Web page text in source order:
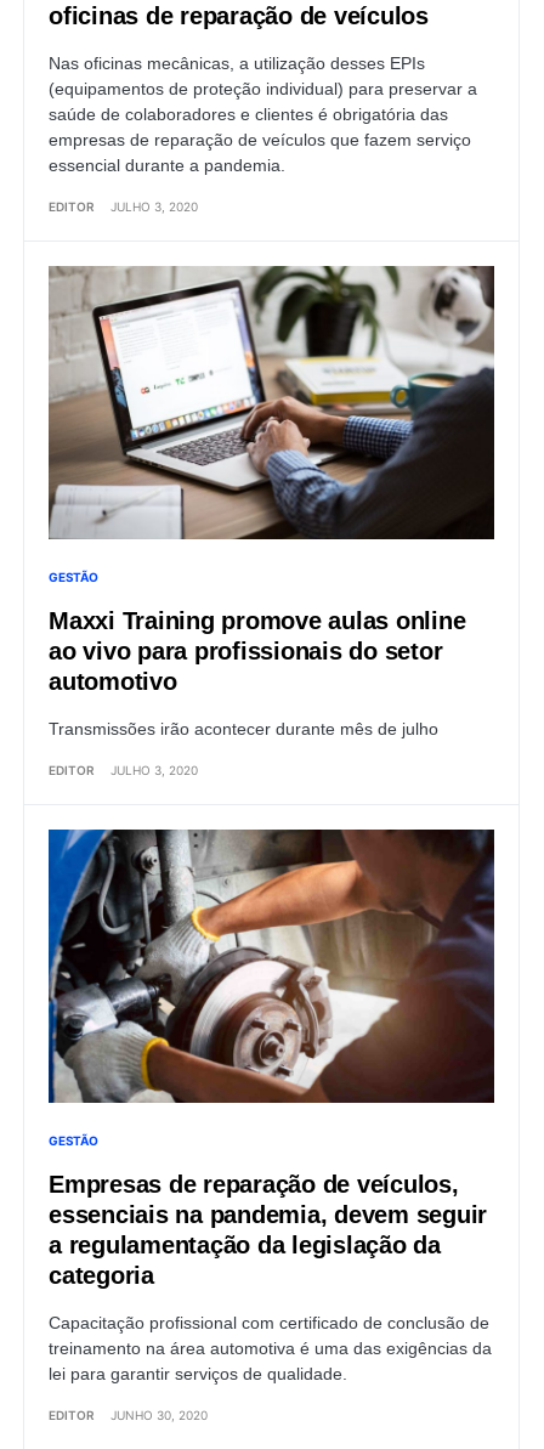
oficinas de reparação de veículos
Nas oficinas mecânicas, a utilização desses EPIs
(equipamentos de proteção individual) para preservar a
saúde de colaboradores e clientes é obrigatória das
empresas de reparação de veículos que fazem serviço
essencial durante a pandemia.
EDITOR JULHO 3, 2020
GESTÃO
Maxxi Training promove aulas online
ao vivo para profissionais do setor
automotivo
Transmissões irão acontecer durante mês de julho
EDITOR JULHO 3, 2020
GESTÃO
Empresas de reparação de veículos,
essenciais na pandemia, devem seguir
a regulamentação da legislação da
categoria
Capacitação profissional com certificado de conclusão de
treinamento na área automotiva é uma das exigências da
lei para garantir serviços de qualidade.
EDITOR JUNHO 30, 2020